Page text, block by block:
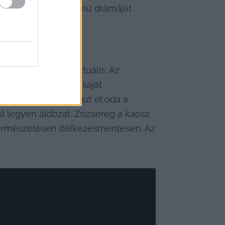
nyílt tengeren című drámáját
ami teljesen aktuális. Az
fogadja el a saját
van, hogyan jut el oda a
legyen áldozat. Zsizsereg a káosz
ítélkezésmentesen. Az